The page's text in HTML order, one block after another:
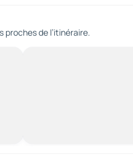
de l’itinéraire.